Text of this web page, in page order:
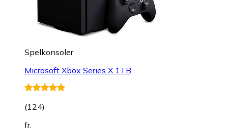
Spelkonsoler
Microsoft Xbox Series X 1TB
(124)
fr.